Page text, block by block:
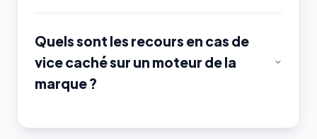
Quels sont les recours en cas de
vice caché sur un moteur de la
marque ?